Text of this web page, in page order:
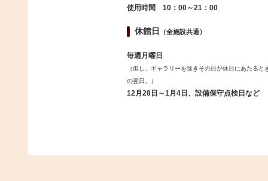
使用時間 10：00～21：00
休館日 （全施設共通）
毎週月曜日
（但し、ギャラリーを除きその日が休日にあたると
の翌日。）
12月28日～1月4日、設備保守点検日など